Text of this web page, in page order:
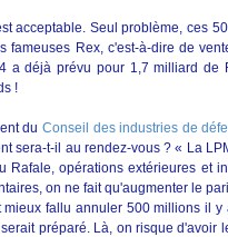
acceptable. Seul problème, ces
fameuses Rex, c'est-à-dire de
a déjà prévu pour 1,7 milliard
!
du Conseil des industries de
sera-t-il au rendez-vous ? « La
Rafale, opérations extérieures et
on ne fait qu'augmenter le
fallu annuler 500 millions il
préparé. Là, on risque d'avoir